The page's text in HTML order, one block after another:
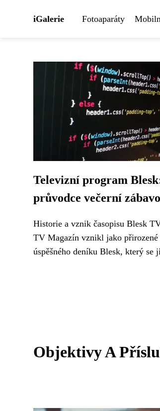
iGalerie Fotoaparáty
Televizní program
průvodce večerní
Historie a vznik časopisu Blesk
TV Magazín vznikl jako přirozené
úspěšného deníku Blesk, který se
Objektivy A